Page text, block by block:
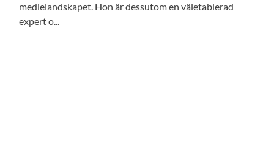
medielandskapet. Hon är dessutom en väletablerad
expert o...